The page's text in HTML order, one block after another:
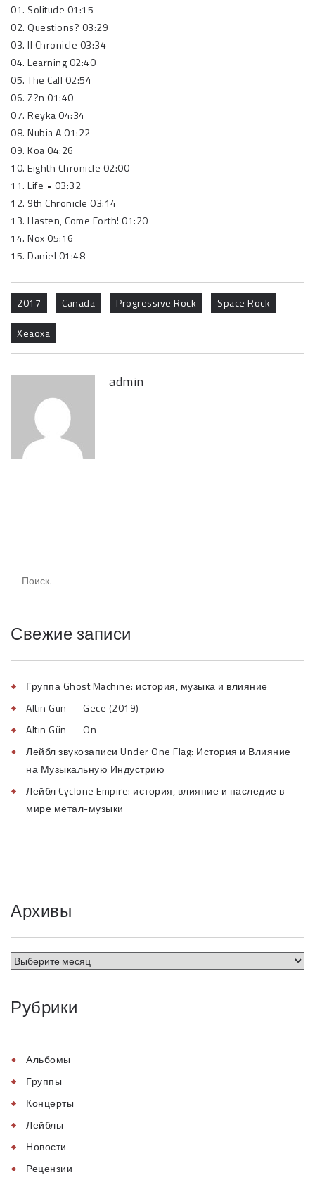
01. Solitude 01:15
02. Questions? 03:29
03. II Chronicle 03:34
04. Learning 02:40
05. The Call 02:54
06. Z?n 01:40
07. Reyka 04:34
08. Nubia A 01:22
09. Koa 04:26
10. Eighth Chronicle 02:00
11. Life • 03:32
12. 9th Chronicle 03:14
13. Hasten, Come Forth! 01:20
14. Nox 05:16
15. Daniel 01:48
2017 Canada Progressive Rock Space Rock
Xeaoxa
admin
Свежие записи
Группа Ghost Machine: история, музыка и влияние
Altın Gün — Gece (2019)
Altın Gün — On
Лейбл звукозаписи Under One Flag: История и Влияние
на Музыкальную Индустрию
Лейбл Cyclone Empire: история, влияние и наследие в
мире метал-музыки
Архивы
Рубрики
Альбомы
Группы
Концерты
Лейблы
Новости
Рецензии